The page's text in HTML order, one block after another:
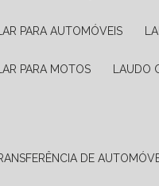
PARA AUTOMÓVEIS
PARA MOTOS LAUDO
DE